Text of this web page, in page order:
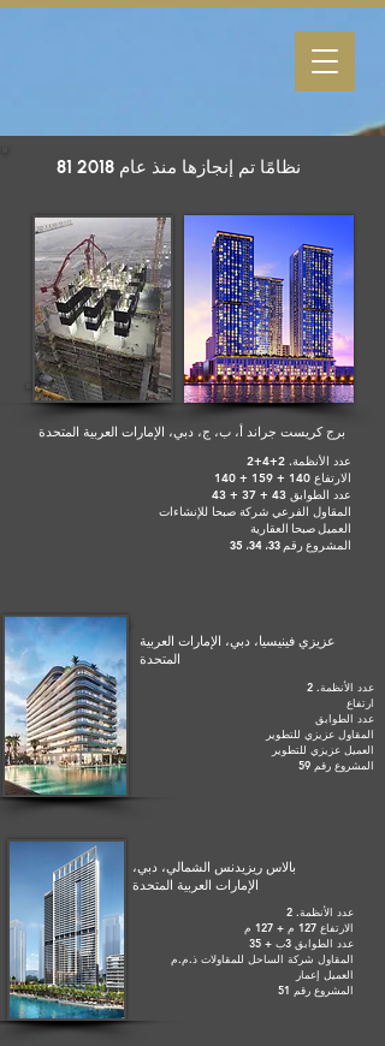
81 نظامًا تم إنجازها منذ عام 2018
برج كريست جراند أ، ب، ج، دبي، الإمارات العربية المتحدة
عدد الأنظمة. 2+4+2
الارتفاع 140 + 159 + 140
عدد الطوابق 43 + 37 + 43
المقاول الفرعي شركة صبحا للإنشاءات
العميل صبحا العقارية
المشروع رقم 33، 34، 35
عزيزي فينيسيا، دبي، الإمارات العربية
المتحدة
عدد الأنظمة. 2
ارتفاع
عدد الطوابق
المقاول عزيزي للتطوير
العميل عزيزي للتطوير
المشروع رقم 59
بالاس ريزيدنس الشمالي، دبي،
الإمارات العربية المتحدة
عدد الأنظمة. 2
الارتفاع 127 م + 127 م
عدد الطوابق 3ب + 35
المقاول شركة الساحل للمقاولات ذ.م.م
العميل إعمار
المشروع رقم 51